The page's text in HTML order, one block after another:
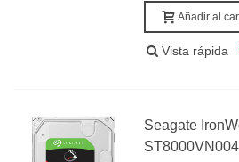
Añadir al
Vista rápida
Seagate